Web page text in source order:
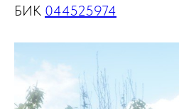
БИК 044525974